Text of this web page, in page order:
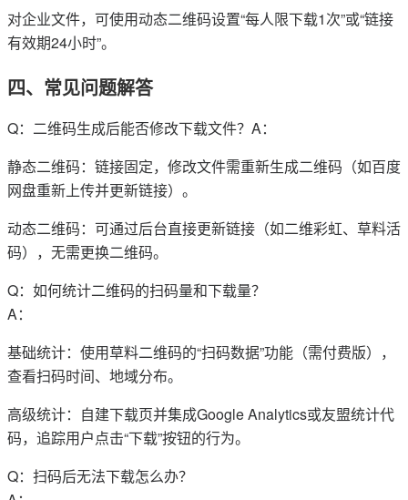
对企业文件，可使用动态二维码设置“每人限下载1次”或“链接
有效期24小时”。
四、常见问题解答
Q：二维码生成后能否修改下载文件？A：
静态二维码：链接固定，修改文件需重新生成二维码（如百度
网盘重新上传并更新链接）。
动态二维码：可通过后台直接更新链接（如二维彩虹、草料活
码），无需更换二维码。
Q：如何统计二维码的扫码量和下载量？
A：
基础统计：使用草料二维码的“扫码数据”功能（需付费版），
查看扫码时间、地域分布。
高级统计：自建下载页并集成Google Analytics或友盟统计代
码，追踪用户点击“下载”按钮的行为。
Q：扫码后无法下载怎么办？